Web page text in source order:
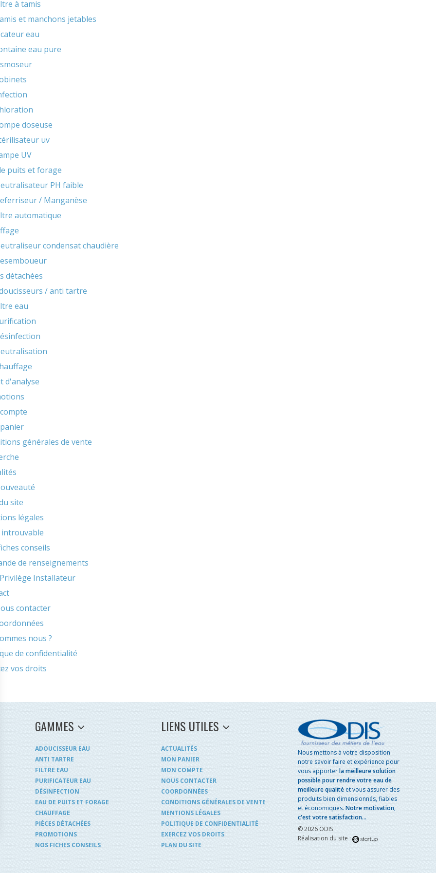
à tamis
et manchons jetables
eau
eau pure
doseuse
uv
UV
puits et forage
PH faible
/ Manganèse
automatique
condensat chaudière
détachées
/ anti tartre
eau
d'analyse
générales de vente
site
légales
introuvable
conseils
de renseignements
Installateur
contacter
nous ?
de confidentialité
vos droits
GAMMES
ADOUCISSEUR EAU
ANTI TARTRE
FILTRE EAU
PURIFICATEUR EAU
DÉSINFECTION
EAU DE PUITS ET FORAGE
CHAUFFAGE
PIÈCES DÉTACHÉES
PROMOTIONS
NOS FICHES CONSEILS
LIENS UTILES
ACTUALITÉS
MON PANIER
MON COMPTE
NOUS CONTACTER
COORDONNÉES
CONDITIONS GÉNÉRALES DE VENTE
MENTIONS LÉGALES
POLITIQUE DE CONFIDENTIALITÉ
EXERCEZ VOS DROITS
PLAN DU SITE
Nous mettons à votre disposition
notre savoir faire et expérience pour
vous apporterla meilleure solution
possible pour rendre votre eau de
meilleure qualité et vous assurer des
produits bien dimensionnés, fiables
et économiques.Notre motivation,
c'est votre satisfaction...
© 2026 ODIS
Réalisation du site :